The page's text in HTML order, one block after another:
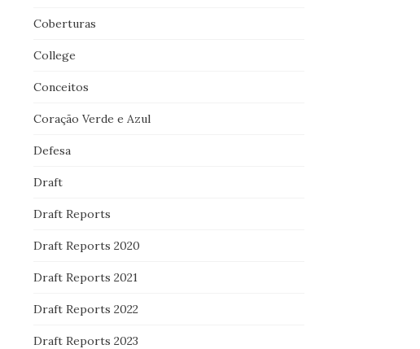
Coberturas
College
Conceitos
Coração Verde e Azul
Defesa
Draft
Draft Reports
Draft Reports 2020
Draft Reports 2021
Draft Reports 2022
Draft Reports 2023